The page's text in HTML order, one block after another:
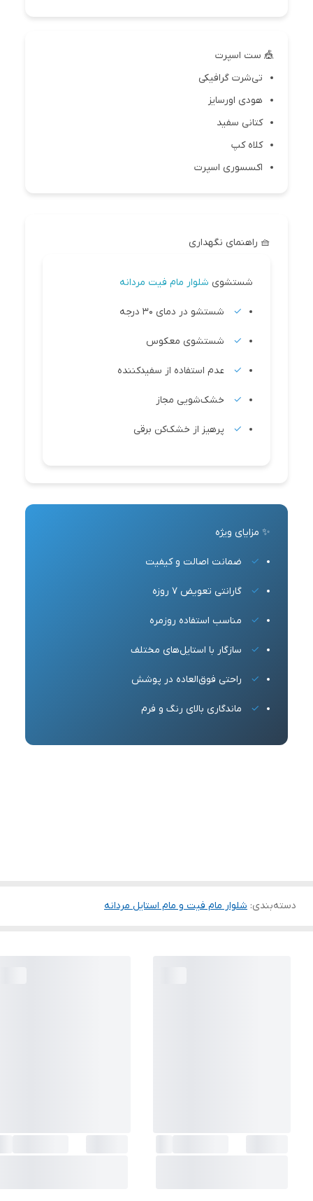
🎪 ست اسپرت
تی‌شرت گرافیکی
هودی اورسایز
کتانی سفید
کلاه کپ
اکسسوری اسپرت
🧺 راهنمای نگهداری
شستشوی شلوار مام فیت مردانه
شستشو در دمای 30 درجه
شستشوی معکوس
عدم استفاده از سفیدکننده
خشک‌شویی مجاز
پرهیز از خشک‌کن برقی
✨ مزایای ویژه
ضمانت اصالت و کیفیت
گارانتی تعویض 7 روزه
مناسب استفاده روزمره
سازگار با استایل‌های مختلف
راحتی فوق‌العاده در پوشش
ماندگاری بالای رنگ و فرم
دسته‌بندی: شلوار مام فیت و مام استایل مردانه